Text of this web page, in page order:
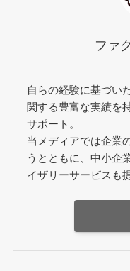
ファ
自らの経験に基づい
関する豊富な実績を
サポート。
当メディアでは企業
うとともに、中小企
イザリーサービスも